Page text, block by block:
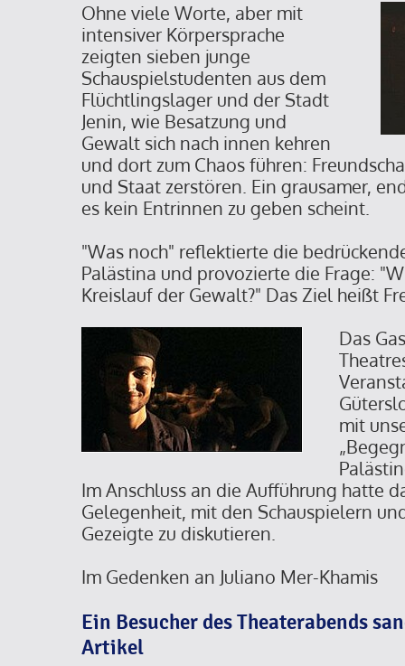
Ohne viele Worte, aber mit
intensiver Körpersprache
zeigten sieben junge
Schauspielstudenten aus dem
Flüchtlingslager und der Stadt
Jenin, wie Besatzung und
Gewalt sich nach innen kehren
und dort zum Chaos führen:
und Staat zerstören. Ein grausamer,
es kein Entrinnen zu geben scheint.
"Was noch" reflektierte die
Palästina und provozierte die Frage:
Kreislauf der Gewalt?" Das Ziel heißt
Das
mit
Im Anschluss an die Aufführung hatte
Gelegenheit, mit den Schauspielern
Gezeigte zu diskutieren.
Im Gedenken an Juliano Mer-Khamis
Ein Besucher des Theaterabends
Artikel